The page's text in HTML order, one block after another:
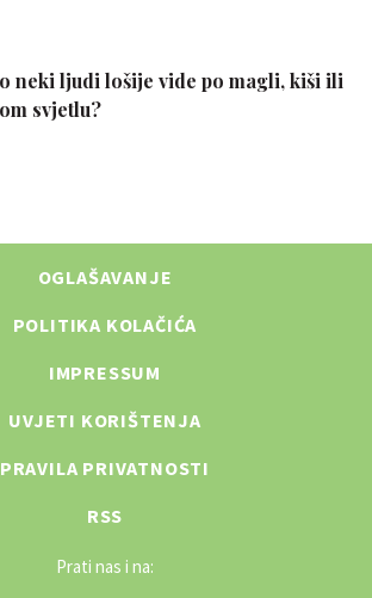
OGLAŠAVANJE
POLITIKA KOLAČIĆA
IMPRESSUM
UVJETI KORIŠTENJA
PRAVILA PRIVATNOSTI
RSS
Prati nas i na: